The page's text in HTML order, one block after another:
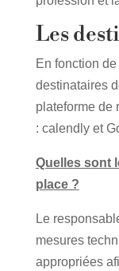
Les
En fonction
destinataires
plateforme de
: calendly et
Quelles sont
place ?
Le
mesures
appropriées